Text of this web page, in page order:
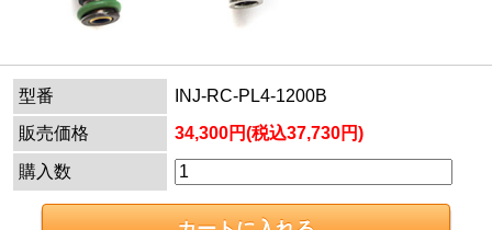
型番
INJ-RC-PL4-1200B
販売価格
34,300円(税込37,730円)
購入数